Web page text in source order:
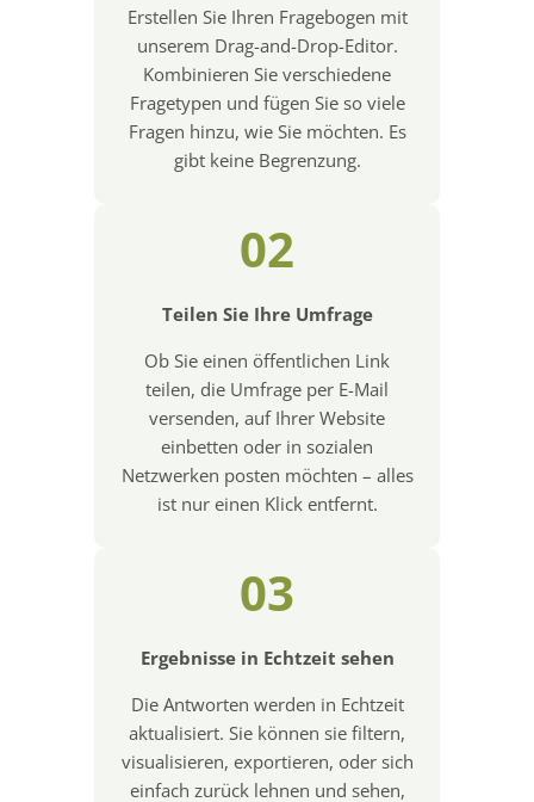
Erstellen Sie Ihren Fragebogen mit
unserem Drag-and-Drop-Editor.
Kombinieren Sie verschiedene
Fragetypen und fügen Sie so viele
Fragen hinzu, wie Sie möchten. Es
gibt keine Begrenzung.
02
Teilen Sie Ihre Umfrage
Ob Sie einen öffentlichen Link
teilen, die Umfrage per E-Mail
versenden, auf Ihrer Website
einbetten oder in sozialen
Netzwerken posten möchten – alles
ist nur einen Klick entfernt.
03
Ergebnisse in Echtzeit sehen
Die Antworten werden in Echtzeit
aktualisiert. Sie können sie filtern,
visualisieren, exportieren, oder sich
einfach zurück lehnen und sehen,